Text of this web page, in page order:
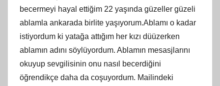
becermeyi hayal ettiğim 22 yaşında güzeller güzeli
ablamla ankarada birlite yaşıyorum.Ablamı o kadar
istiyordum ki yatağa attığım her kızı düüzerken
ablamın adını söylüyordum. Ablamın mesasjlarını
okuyup sevgilisinin onu nasıl becerdiğini
öğrendikçe daha da coşuyordum. Mailindeki